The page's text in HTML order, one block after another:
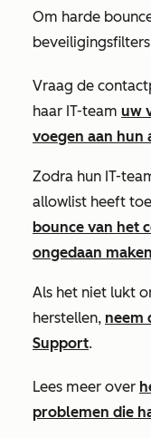
Om harde
Vraag de
haar IT-team uw
voegen aan hun
Zodra hun IT-
allowlist heeft
bounce van het
ongedaan maken
Als het niet lukt
herstellen, neem
Support.
Lees meer over
problemen die